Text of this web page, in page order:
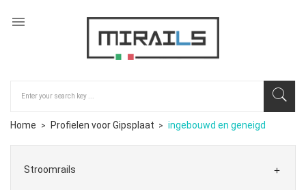

Home Profielen voor Gipsplaat ingebouwd en geneigd
Stroomrails 